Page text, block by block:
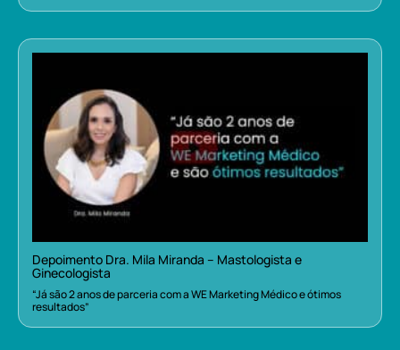
Depoimento Dra. Mila Miranda – Mastologista e
Ginecologista
“Já são 2 anos de parceria com a WE Marketing Médico e ótimos
resultados”